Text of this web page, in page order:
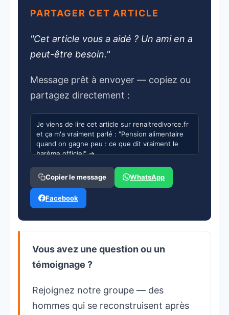
PARTAGER CET ARTICLE
"Cet article vous a aidé ? Un ami en a
peut-être besoin."
Message prêt à envoyer — copiez ou
partagez directement :
Copier le message WhatsApp
Facebook
Vous avez une question ou un
témoignage ?
Rejoignez notre groupe — des
hommes qui se reconstruisent après